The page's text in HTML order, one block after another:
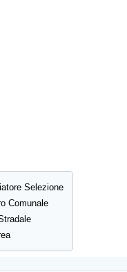
Selezione
Comunale